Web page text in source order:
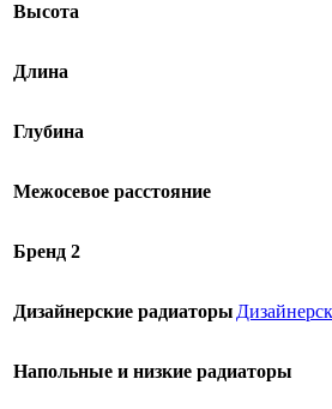
Высота
Длина
Глубина
Межосевое расстояние
Бренд 2
Дизайнерские радиаторы
Напольные и низкие радиаторы